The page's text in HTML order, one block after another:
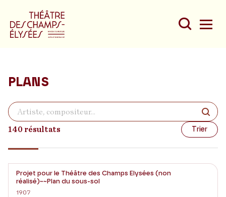
Du
Au
PLANS
140 résultats Trier
Projet pour le Théâtre des Champs Elysées (non
réalisé)~~Plan du sous-sol
1907